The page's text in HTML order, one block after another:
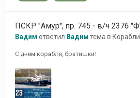
ПСКР "Амур", пр. 745 - в/ч 2376
Вадим ответил Вадим тема в
С днём корабля, братишки!